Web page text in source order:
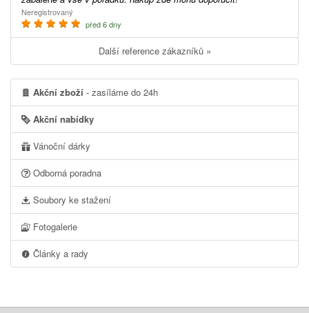
Neregistrovaný
před 6 dny
Další reference zákazníků »
Akční zboží - zasíláme do 24h
Akční nabídky
Vánoční dárky
Odborná poradna
Soubory ke stažení
Fotogalerie
Články a rady